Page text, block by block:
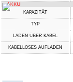
AKKU
KAPAZITÄT
TYP
LADEN ÜBER KABEL
KABELLOSES AUFLADEN